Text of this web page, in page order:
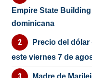
Empire State
dominicana
Precio del
este viernes 7 de
Madre de